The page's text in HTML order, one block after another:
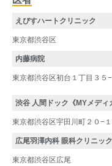
えびすハートクリニック
東京都渋谷区
内藤病院
東京都渋谷区初台１丁目３５−
渋谷 人間ドック《MYメデ
東京都渋谷区宇田川町２０−１
広尾羽澤内科 眼科クリニック
東京都渋谷区広尾